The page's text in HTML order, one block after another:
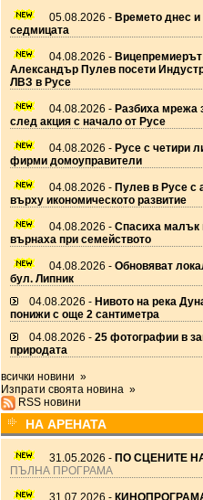
05.08.2026 - Времето днес и
седмицата
04.08.2026 - Вицепремиерът
Александър Пулев посети
ЛВЗ в Русе
04.08.2026 - Разбиха мрежа
след акция с начало от Русе
04.08.2026 - Русе с четири
фирми домоуправители
04.08.2026 - Пулев в Русе с
върху икономическото развитие
04.08.2026 - Спасиха малък
върнаха при семейството
04.08.2026 - Обновяват
бул. Липник
04.08.2026 - Нивото на река
понижи с още 2 сантиметра
04.08.2026 - 25 фотографии в
природата
всички новини »
Изпрати своята новина »
RSS новини
НА АРЕНАТА
31.05.2026 - ПО СЦЕНИТЕ
ПЪЛНА ПРОГРАМА
31.07.2026 -